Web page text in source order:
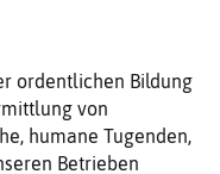
ordentlichen Bildung
von
humane Tugenden,
Betrieben